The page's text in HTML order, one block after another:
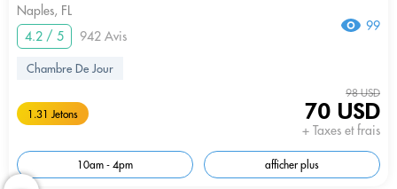
Naples, FL
4.2 / 5
942 Avis
99
Chambre De Jour
1.31 Jetons
98 USD
70 USD
+ Taxes et frais
10am - 4pm afficher plus